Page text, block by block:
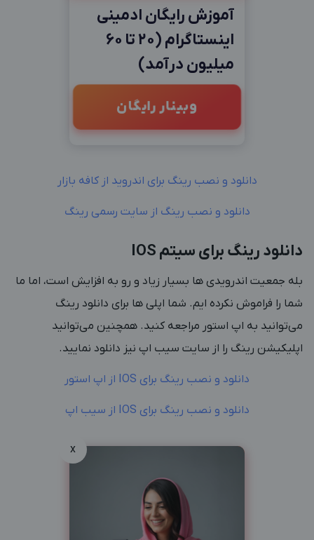
آموزش رایگان ادمینی
اینستاگرام (20 تا 60
میلیون درآمد)
وبینار رایگان
دانلود و نصب رینگ برای اندروید از کافه بازار
دانلود و نصب رینگ از سایت رسمی رینگ
دانلود رینگ برای سیتم IOS
بله جمعیت اندرویدی ها بسیار زیاد و رو به افزایش است، اما ما
شما را فراموش نکرده ایم. شما اپلی ها برای دانلود رینگ
می‌توانید به اپ استور مراجعه کنید. همچنین می‌توانید
اپلیکیشن رینگ را از سایت سیب اپ نیز دانلود نمایید.
دانلود و نصب رینگ برای IOS از اپ استور
دانلود و نصب رینگ برای IOS از سیب اپ
x